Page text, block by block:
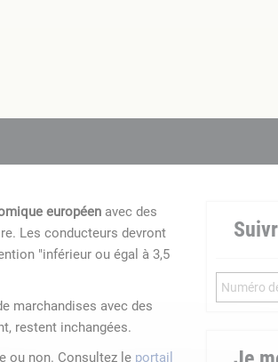
européen avec des
Les conducteurs devront
"inférieur ou égal à 3,5
marchandises avec des
restent inchangées.
ou non. Consultez le portail